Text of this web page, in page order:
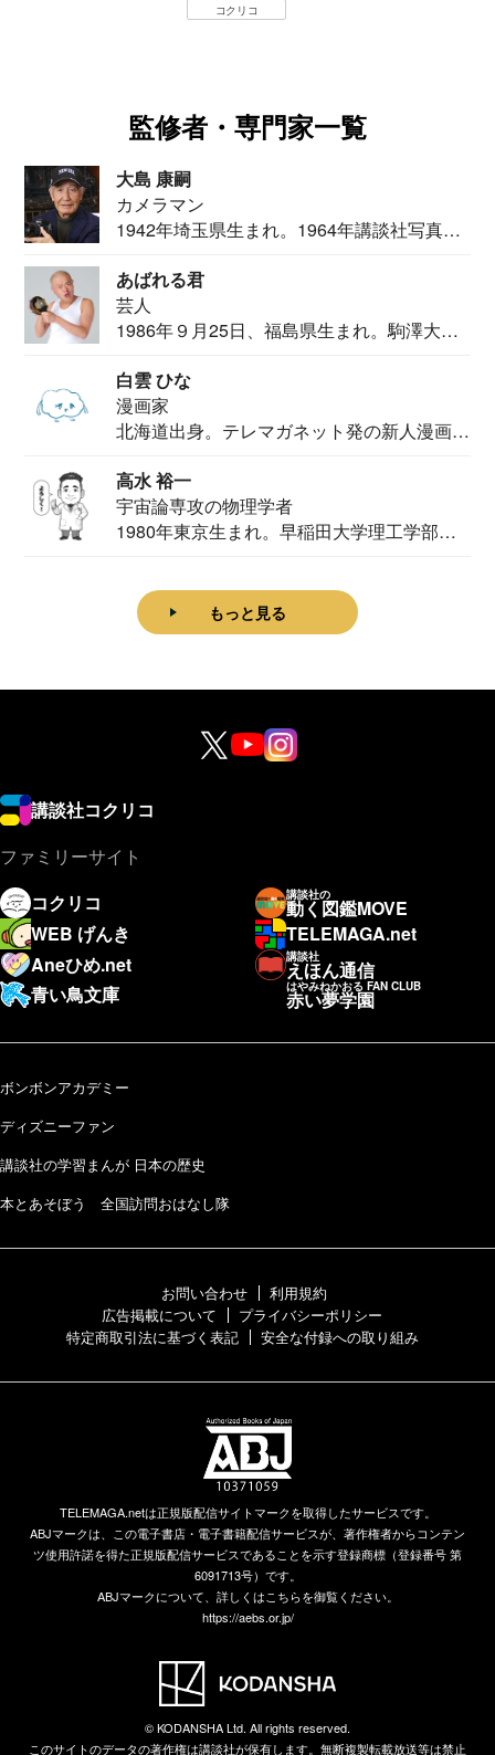
コクリコ
監修者・専門家一覧
大島 康嗣
カメラマン
1942年埼玉県生まれ。1964年講談社写真部
あばれる君
芸人
1986年９月25日、福島県生まれ。駒澤大学
白雲 ひな
漫画家
北海道出身。テレマガネット発の新人漫画
高水 裕一
宇宙論専攻の物理学者
1980年東京生まれ。早稲田大学理工学部物
もっと見る
講談社コクリコ
ファミリーサイト
コクリコ
講談社の
動く図鑑MOVE
WEB げんき
TELEMAGA.net
Aneひめ.net
講談社
えほん通信
青い鳥文庫
はやみねかおる FAN CLUB
赤い夢学園
ボンボンアカデミー
ディズニーファン
講談社の学習まんが 日本の歴史
本とあそぼう 全国訪問おはなし隊
お問い合わせ
利用規約
広告掲載について
プライバシーポリシー
特定商取引法に基づく表記
安全な付録への取り組み
TELEMAGA.netは正規版配信サイトマークを取得したサービスです。
ABJマークは、この電子書店・電子書籍配信サービスが、著作権者からコンテン
ツ使用許諾を得た正規版配信サービスであることを示す登録商標（登録番号 第
6091713号）です。
ABJマークについて、詳しくはこちらを御覧ください。
https://aebs.or.jp/
© KODANSHA Ltd. All rights reserved.
このサイトのデータの著作権は講談社が保有します。無断複製転載放送等は禁止